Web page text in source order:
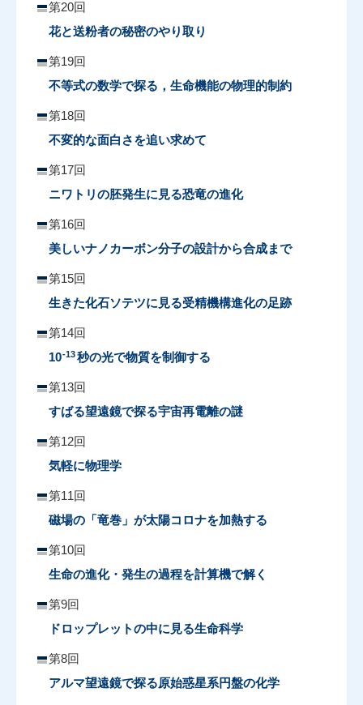
第20回
花と送粉者の秘密のやり取り
第19回
不等式の数学で探る，生命機能の物理的制約
第18回
不変的な面白さを追い求めて
第17回
ニワトリの胚発生に見る恐竜の進化
第16回
美しいナノカーボン分子の設計から合成まで
第15回
生きた化石ソテツに見る受精機構進化の足跡
第14回
10-13秒の光で物質を制御する
第13回
すばる望遠鏡で探る宇宙再電離の謎
第12回
気軽に物理学
第11回
磁場の「竜巻」が太陽コロナを加熱する
第10回
生命の進化・発生の過程を計算機で解く
第9回
ドロップレットの中に見る生命科学
第8回
アルマ望遠鏡で探る原始惑星系円盤の化学